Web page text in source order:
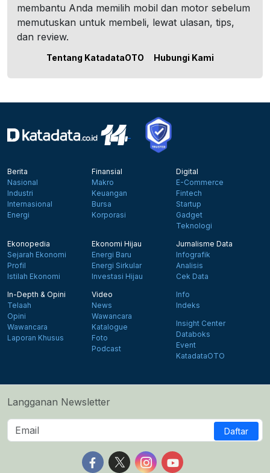
membantu Anda memilih mobil dan motor sebelum
memutuskan untuk membeli, lewat ulasan, tips,
dan review.
Tentang KatadataOTO Hubungi Kami
Berita
Nasional
Industri
Internasional
Energi
Finansial
Makro
Keuangan
Bursa
Korporasi
Digital
E-Commerce
Fintech
Startup
Gadget
Teknologi
Ekonopedia
Sejarah Ekonomi
Profil
Istilah Ekonomi
Ekonomi Hijau
Energi Baru
Energi Sirkular
Investasi Hijau
Jurnalisme Data
Infografik
Analisis
Cek Data
In-Depth & Opini
Telaah
Opini
Wawancara
Laporan Khusus
Video
News
Wawancara
Katalogue
Foto
Podcast
Info
Indeks
Insight Center
Databoks
Event
KatadataOTO
Langganan Newsletter
Daftar
Follow us on Facebook
Follow us on X
Follow us on Instagram
Follow us on